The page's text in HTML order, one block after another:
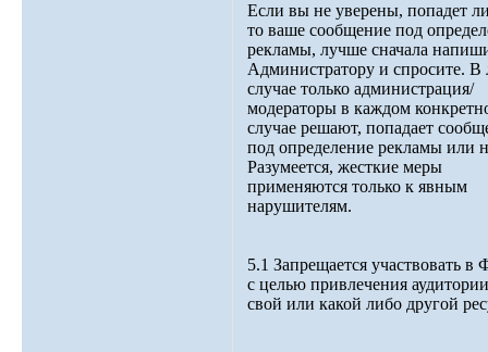
Если вы не уверены, попадет
то ваше сообщение под
рекламы, лучше сначала
Администратору и спросите.
случае только администрация/
модераторы в каждом
случае решают, попадает
под определение рекламы или
Разумеется, жесткие меры
применяются только к явным
нарушителям.
5.1 Запрещается участвовать в
с целью привлечения
свой или какой либо другой